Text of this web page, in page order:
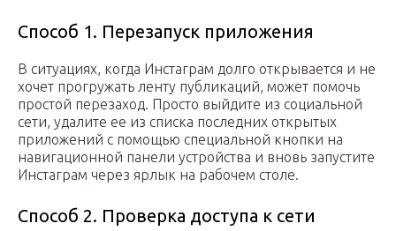
Способ 1. Перезапуск приложения
В ситуациях, когда Инстаграм долго открывается и не
хочет прогружать ленту публикаций, может помочь
простой перезаход. Просто выйдите из социальной
сети, удалите ее из списка последних открытых
приложений с помощью специальной кнопки на
навигационной панели устройства и вновь запустите
Инстаграм через ярлык на рабочем столе.
Способ 2. Проверка доступа к сети